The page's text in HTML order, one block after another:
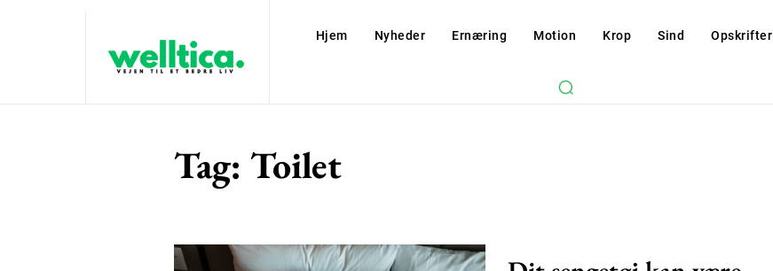
Hjem Nyheder Ernæring Motion Krop Sind Opskrifter
Tag: Toilet